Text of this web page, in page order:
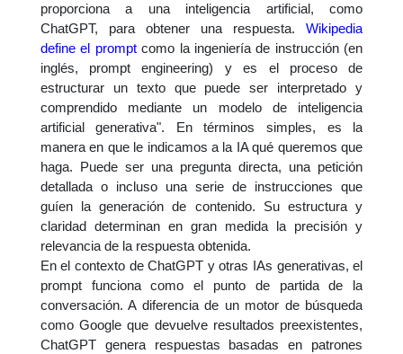
proporciona a una inteligencia artificial, como
ChatGPT, para obtener una respuesta.Wikipedia
define el promptcomo la ingeniería de instrucción (en
inglés, prompt engineering) y es el proceso de
estructurar un texto que puede ser interpretado y
comprendido mediante un modelo de inteligencia
artificial generativa". En términos simples, es la
manera en que le indicamos a la IA qué queremos que
haga. Puede ser una pregunta directa, una petición
detallada o incluso una serie de instrucciones que
guíen la generación de contenido. Su estructura y
claridad determinan en gran medida la precisión y
relevancia de la respuesta obtenida.
En el contexto de ChatGPT y otras IAs generativas, el
prompt funciona como el punto de partida de la
conversación. A diferencia de un motor de búsqueda
como Google que devuelve resultados preexistentes,
ChatGPT genera respuestas basadas en patrones